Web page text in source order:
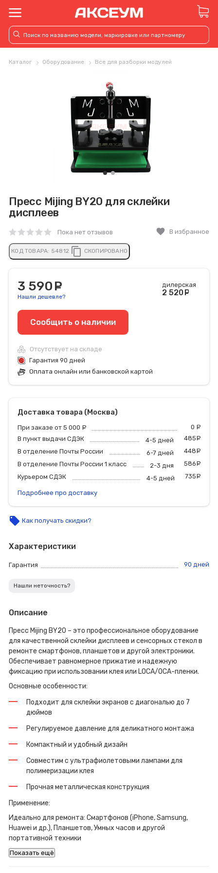
Каталог Оборудование Все для разборки модулей
Пресс Mijing BY20 для склейки
дисплеев
Пока нет отзывов favorite В избранное
КОД ТОВАРА: 54812 content_copy СКОПИРОВАНО
3 590
Нашли дешевле?
дилерская
2 520
Сообщить o наличии
Отсутствует на складе
Гарантия 90 дней
Оплата онлайн или банковской картой
Доставка товара (Москва)
При заказе от 5 000 0
В пункт выдачи СДЭК
4-5 дней 485
В отделение Почты России
6-7 дней 448
В отделение Почты России 1 класс
2-3 дня 586
Курьером СДЭК
4-5 дней 735
Подробнее про доставку
local_offer Как получать скидки?
Характеристики
Гарантия 90 дней
Нашли неточность?
Описание
Пресс Mijing BY20 – это профессиональное оборудование
для качественной склейки дисплеев и сенсорных стекол в
ремонте смартфонов, планшетов и другой электроники.
Обеспечивает равномерное прижатие и надежную
фиксацию при использовании клея или LOCA/OCA-пленки.
Основные особенности:
Подходит для склейки экранов с диагональю до 7
дюймов
Регулируемое давление для деликатного монтажа
Компактный и удобный дизайн
Совместим с ультрафиолетовыми лампами для
полимеризации клея
Прочная металлическая конструкция
Применение:
Идеально для ремонта: Смартфонов (iPhone, Samsung,
Huawei и др.), Планшетов, Умных часов и другой
портативной техники
Показать ещё